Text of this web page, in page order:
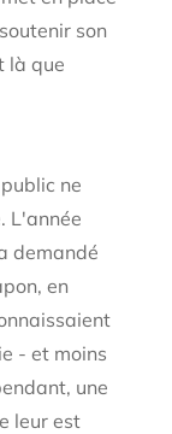
son
là que
ne
L'année
demandé
en
- et moins
une
leur est